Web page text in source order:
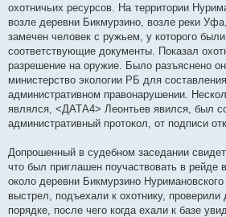
охотничьих ресурсов. На территории
возле деревни Бикмурзино, возле реки
замечен человек с ружьем, у которого
соответствующие документы. Показал
разрешение на оружие. Было разъяснено
министерство экологии РБ для
административном правонарушении.
являлся, <ДАТА4> Леонтьев явился, был
административный протокол, от подписи
Допрошенный в судебном заседании
что был приглашен поучаствовать в рейде
около деревни Бикмурзино
выстрел, подъехали к охотнику,
порядке, после чего когда ехали к базе